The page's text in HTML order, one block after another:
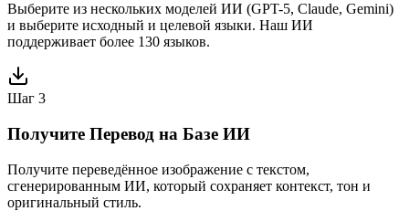
Выберите из нескольких моделей ИИ (GPT-5, Claude, Gemini)
и выберите исходный и целевой языки. Наш ИИ
поддерживает более 130 языков.
Шаг 3
Получите Перевод на Базе ИИ
Получите переведённое изображение с текстом,
сгенерированным ИИ, который сохраняет контекст, тон и
оригинальный стиль.